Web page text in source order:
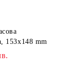
153x148 mm